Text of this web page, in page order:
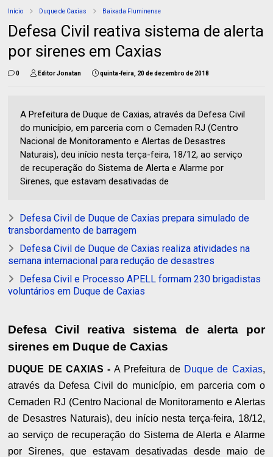
Início Duque de Caxias Baixada Fluminense
Defesa Civil reativa sistema de alerta
por sirenes em Caxias
0 Editor Jonatan quinta-feira, 20 de dezembro de 2018
A Prefeitura de Duque de Caxias, através da Defesa Civil
do município, em parceria com o Cemaden RJ (Centro
Nacional de Monitoramento e Alertas de Desastres
Naturais), deu início nesta terça-feira, 18/12, ao serviço
de recuperação do Sistema de Alerta e Alarme por
Sirenes, que estavam desativadas de
Defesa Civil de Duque de Caxias prepara simulado de
transbordamento de barragem
Defesa Civil de Duque de Caxias realiza atividades na
semana internacional para redução de desastres
Defesa Civil e Processo APELL formam 230 brigadistas
voluntários em Duque de Caxias
Defesa Civil reativa sistema de alerta por
sirenes em Duque de Caxias
DUQUE DE CAXIAS - A Prefeitura de Duque de Caxias,
através da Defesa Civil do município, em parceria com o
Cemaden RJ (Centro Nacional de Monitoramento e Alertas
de Desastres Naturais), deu início nesta terça-feira, 18/12,
ao serviço de recuperação do Sistema de Alerta e Alarme
por Sirenes, que estavam desativadas desde maio de